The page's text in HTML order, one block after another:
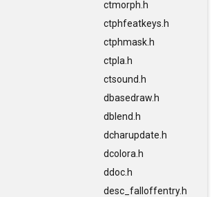
ctmorph.h
ctphfeatkeys.h
ctphmask.h
ctpla.h
ctsound.h
dbasedraw.h
dblend.h
dcharupdate.h
dcolora.h
ddoc.h
desc_falloffentry.h